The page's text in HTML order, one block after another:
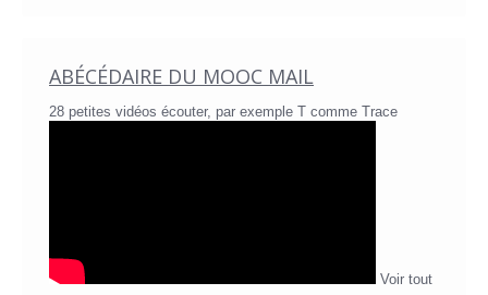
ABÉCÉDAIRE DU MOOC MAIL
28 petites vidéos écouter, par exemple T comme Trace
Voir tout